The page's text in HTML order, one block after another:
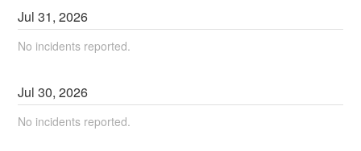
Jul31,2026
No incidents reported.
Jul30,2026
No incidents reported.